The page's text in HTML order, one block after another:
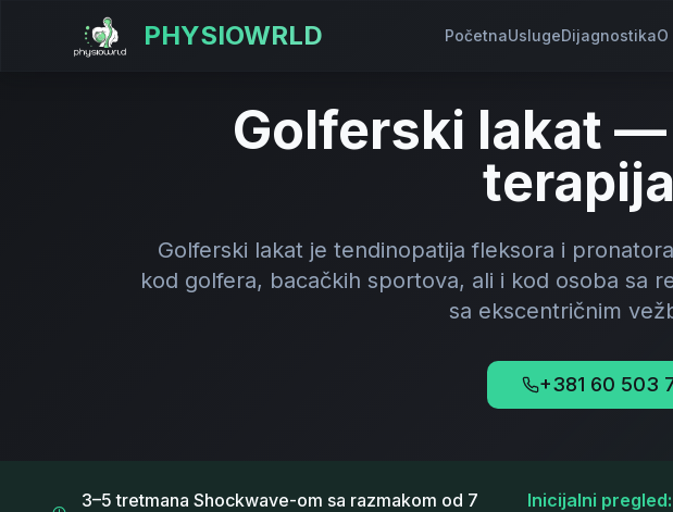
PHYSIOWRLD PočetnaUslugeDijagnostika
Golferski lakat
Golferski lakat je tendinopatija fleksora i
kod golfera, bacačkih sportova, ali i kod osoba sa
sa ekscentričnim
+381 60 503
3–5 tretmana Shockwave-om sa razmakom od 7
Inicijalni